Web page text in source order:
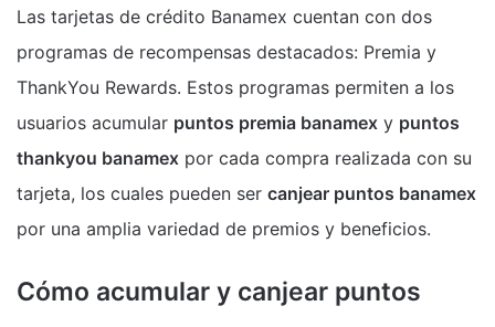
Las tarjetas de crédito Banamex cuentan con dos
programas de recompensas destacados: Premia y
ThankYou Rewards. Estos programas permiten a los
usuarios acumular puntos premia banamex y puntos
thankyou banamex por cada compra realizada con su
tarjeta, los cuales pueden ser canjear puntos banamex
por una amplia variedad de premios y beneficios.
Cómo acumular y canjear puntos